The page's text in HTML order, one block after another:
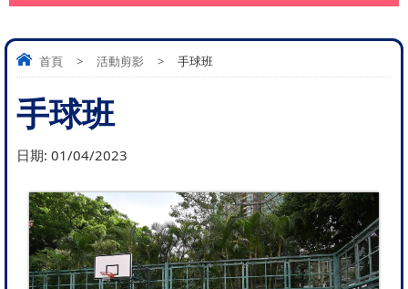
首頁 > 活動剪影 > 手球班
手球班
日期: 01/04/2023